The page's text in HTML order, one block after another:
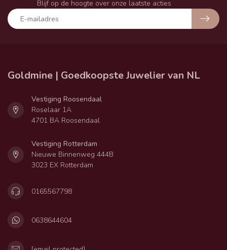
Blijf op de hoogte over onze laatste acties
Goldmine | Goedkoopste Juwelier van NL
Vestiging Roosendaal
Roselaar 1A
4701 BA Roosendaal
Vestiging Rotterdam
Nieuwe Binnenweg 444B
3023 EX Rotterdam
0165567798
0638644604